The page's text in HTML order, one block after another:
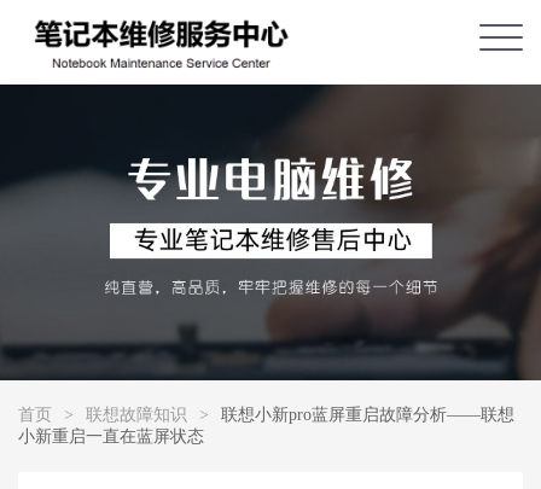
首页 > 联想故障知识 >
联想小新pro蓝屏重启故障分析——联想
小新重启一直在蓝屏状态